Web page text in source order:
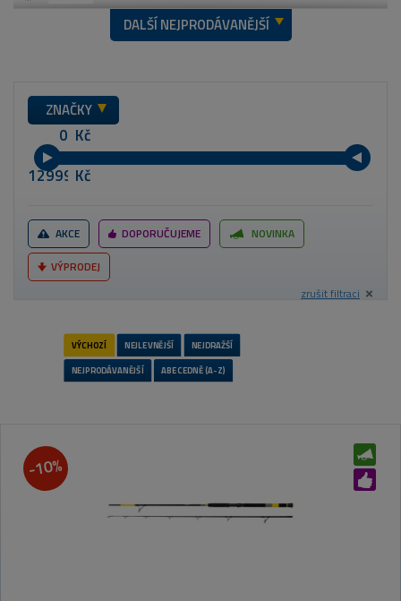
DALŠÍ NEJPRODÁVANĚJŠÍ
ZNAČKY
Kč
Kč
AKCE DOPORUČUJEME
NOVINKA
VÝPRODEJ
zrušit filtraci
-10%